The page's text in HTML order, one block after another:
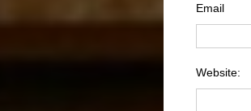
Email
Website: